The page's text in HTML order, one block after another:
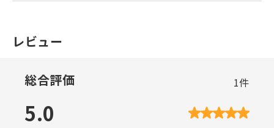
レビュー
総合評価 1件
5.0